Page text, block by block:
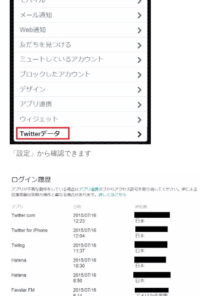
ITエンジニア向け専門サイト
企業向けIT製品の総合サイト
製造業のIT導入・活用を支援
エレクトロニクス専門サイト
電子設計の基本と応用
建設×テクノロジーの最前線
ちょっと気になるネットの話題
「設定」から確認できます